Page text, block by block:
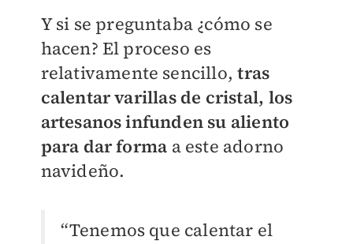
Y si se preguntaba ¿cómo se
hacen? El proceso es
relativamente sencillo, tras
calentar varillas de cristal, los
artesanos infunden su aliento
para dar forma a este adorno
navideño.
“Tenemos que calentar el